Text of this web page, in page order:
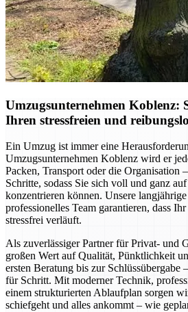
Umzugsunternehmen Koblenz:
Ihren stressfreien und
Ein Umzug ist immer eine
Umzugsunternehmen Koblenz wird er
Packen, Transport oder die Organisation
Schritte, sodass Sie sich voll und ganz
konzentrieren können. Unsere
professionelles Team garantieren, dass
stressfrei verläuft.
Als zuverlässiger Partner für Privat- und
großen Wert auf Qualität, Pünktlichkeit
ersten Beratung bis zur Schlüssübergabe
für Schritt. Mit moderner Technik,
einem strukturierten Ablaufplan sorgen
schiefgeht und alles ankommt – wie